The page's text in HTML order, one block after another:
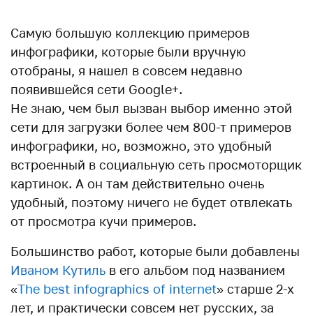
Самую большую коллекцию примеров
инфографики, которые были вручную
отобраны, я нашел в совсем недавно
появившейся сети Google+.
Не знаю, чем был вызван выбор именно этой
сети для загрузки более чем 800-т примеров
инфографики, но, возможно, это удобный
встроенный в социальную сеть просмоторщик
картинок. А он там действительно очень
удобный, поэтому ничего не будет отвлекать
от просмотра кучи примеров.
Большинство работ, которые были добавлены
Иваном Кутиль в его альбом под названием
«The best infographics of internet» старше 2-х
лет, и практически совсем нет русских, за